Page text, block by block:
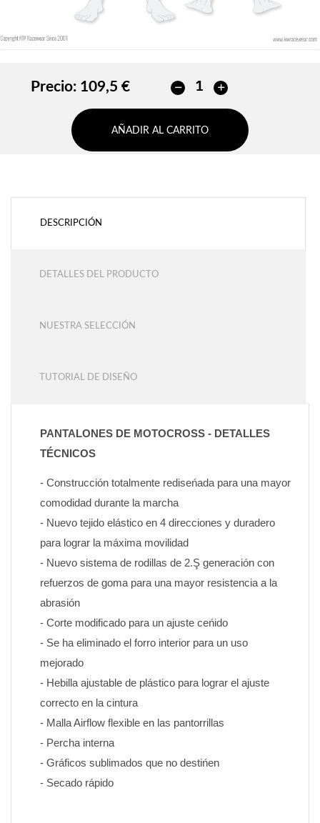
Precio: 109,5 €
AÑADIR AL CARRITO
DESCRIPCIÓN
DETALLES DEL PRODUCTO
NUESTRA SELECCIÓN
TUTORIAL DE DISEÑO
PANTALONES DE MOTOCROSS - DETALLES
TÉCNICOS
- Construcción totalmente rediseńada para una mayor
comodidad durante la marcha
- Nuevo tejido elástico en 4 direcciones y duradero
para lograr la máxima movilidad
- Nuevo sistema de rodillas de 2.Ş generación con
refuerzos de goma para una mayor resistencia a la
abrasión
- Corte modificado para un ajuste ceńido
- Se ha eliminado el forro interior para un uso
mejorado
- Hebilla ajustable de plástico para lograr el ajuste
correcto en la cintura
- Malla Airflow flexible en las pantorrillas
- Percha interna
- Gráficos sublimados que no destińen
- Secado rápido